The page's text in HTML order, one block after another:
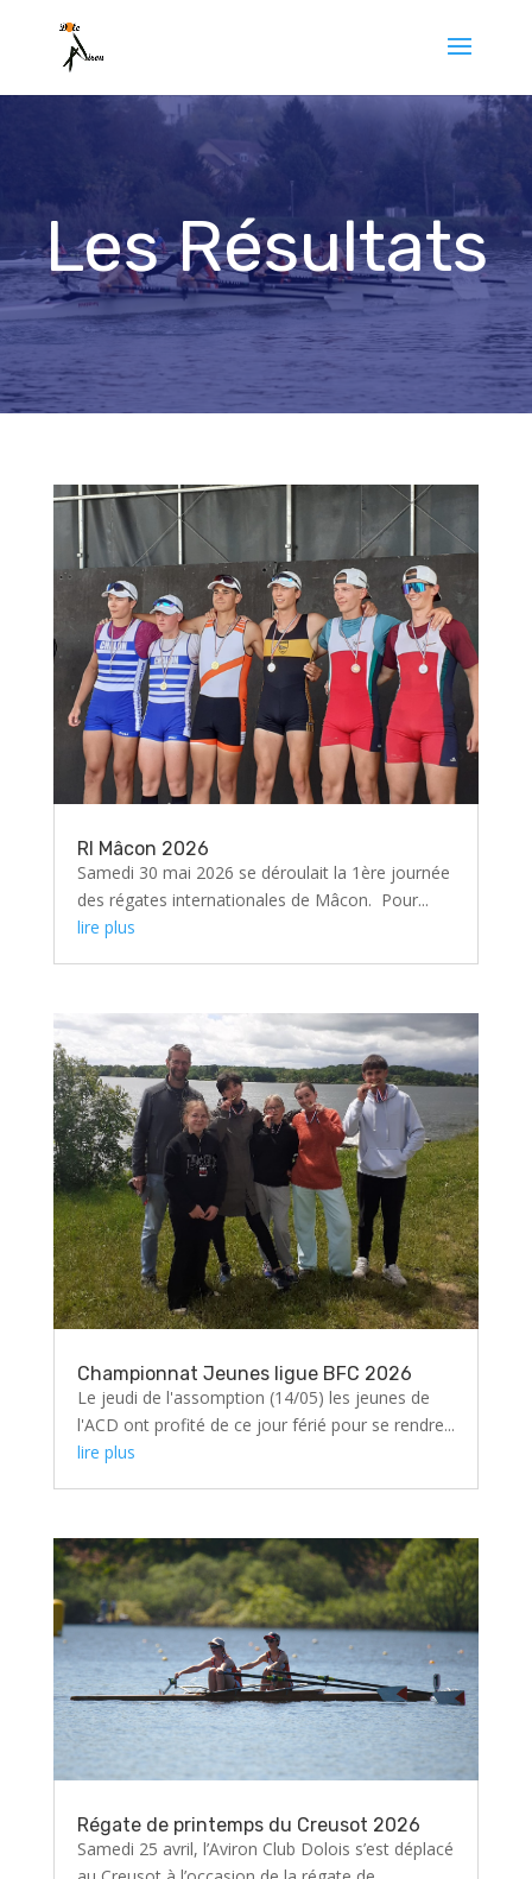
Les Résultats
RI Mâcon 2026
Samedi 30 mai 2026 se déroulait la 1ère journée
des régates internationales de Mâcon. Pour...
lire plus
Championnat Jeunes ligue BFC 2026
Le jeudi de l'assomption (14/05) les jeunes de
l'ACD ont profité de ce jour férié pour se rendre...
lire plus
Régate de printemps du Creusot 2026
Samedi 25 avril, l’Aviron Club Dolois s’est déplacé